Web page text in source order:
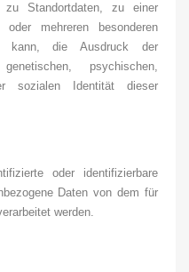
zu Standortdaten, zu einer
mehreren besonderen
kann, die Ausdruck der
psychischen,
sozialen Identität dieser
oder identifizierbare
Daten von dem für
werden.